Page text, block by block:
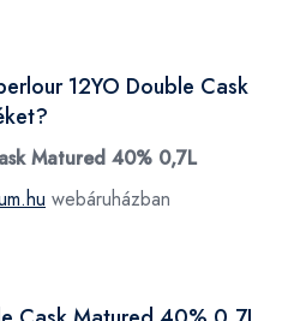
12YO Double Cask
Matured 40% 0,7L
webáruházban